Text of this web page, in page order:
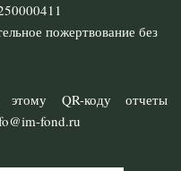
пожертвование без
QR-коду отчеты
fond.ru